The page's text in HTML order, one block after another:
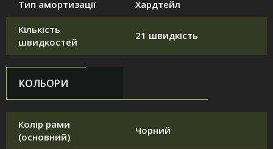
Тип амортизації Хардтейл
Кількість
швидкостей
21 швидкість
КОЛЬОРИ
Колір рами
(основний)
Чорний